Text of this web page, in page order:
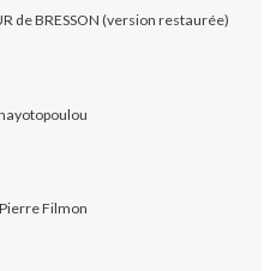
de BRESSON (version restaurée)
Pierre Filmon